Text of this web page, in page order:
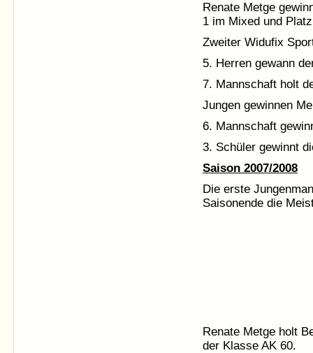
Renate Metge
1 im Mixed und
Zweiter Widufix
5. Herren gewann
7. Mannschaft holt
Jungen gewinnen
6. Mannschaft
3. Schüler gewinnt
Saison 2007/2008
Die erste
Saisonende die
Renate Metge holt
der Klasse AK 60.